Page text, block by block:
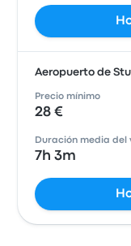
Aeropuerto de
Precio mínimo
28 €
Duración media del
7h 3m